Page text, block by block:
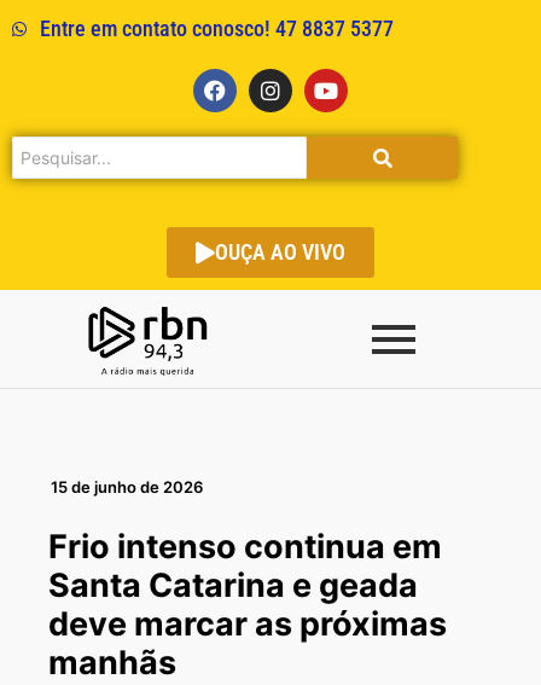
Entre em contato conosco! 47 8837 5377
OUÇA AO VIVO
15 de junho de 2026
Frio intenso continua em
Santa Catarina e geada
deve marcar as próximas
manhãs